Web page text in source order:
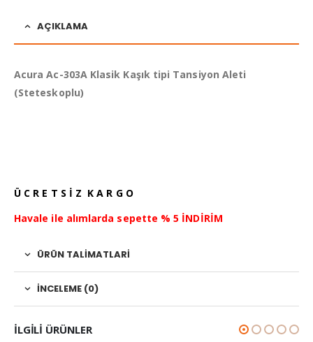
AÇIKLAMA
Acura Ac-303A Klasik Kaşık tipi Tansiyon Aleti
(Steteskoplu)
Ü C R E T S İ Z K A R G O
Havale ile alımlarda sepette % 5 İNDİRİM
ÜRÜN TALIMATLARI
İNCELEME (0)
ILGILI ÜRÜNLER